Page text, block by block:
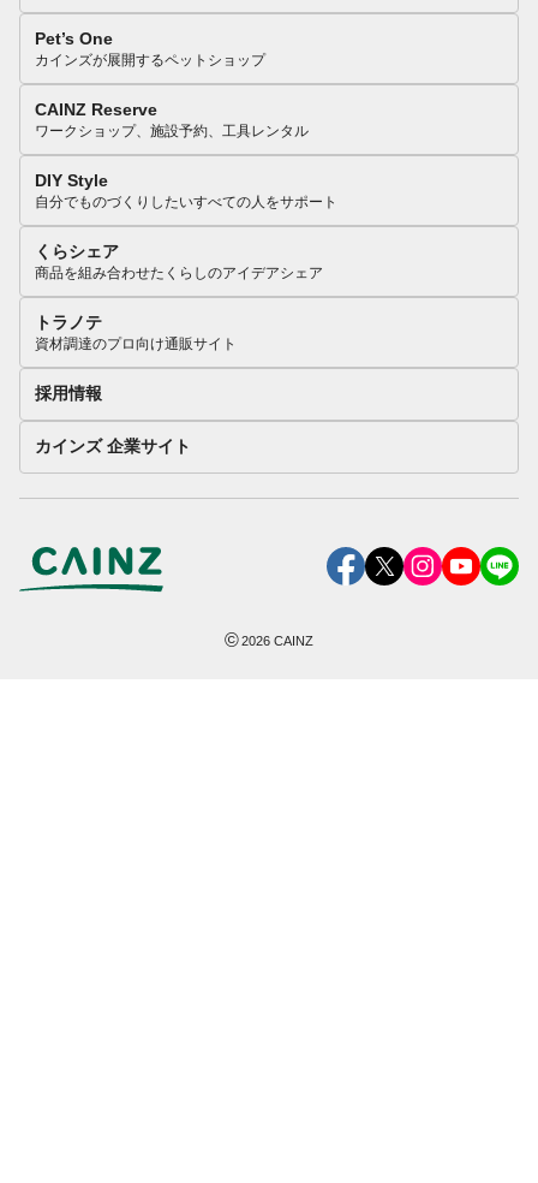
Pet’s One
カインズが展開するペットショップ
CAINZ Reserve
ワークショップ、施設予約、工具レンタル
DIY Style
自分でものづくりしたいすべての人をサポート
くらシェア
商品を組み合わせたくらしのアイデアシェア
トラノテ
資材調達のプロ向け通販サイト
採用情報
カインズ 企業サイト
©2026 CAINZ